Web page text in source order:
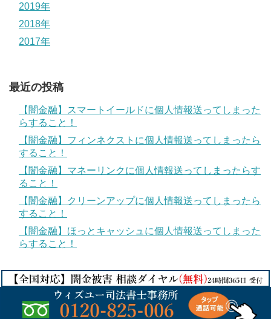
2019年
2018年
2017年
最近の投稿
【闇金融】スマートイールドに個人情報送ってしまった
らすること！
【闇金融】フィンネクストに個人情報送ってしまったら
すること！
【闇金融】マネーリンクに個人情報送ってしまったらす
ること！
【闇金融】クリーンアップに個人情報送ってしまったら
すること！
【闇金融】ほっとキャッシュに個人情報送ってしまった
らすること！
© 2017違法金融業者からの被害対策.